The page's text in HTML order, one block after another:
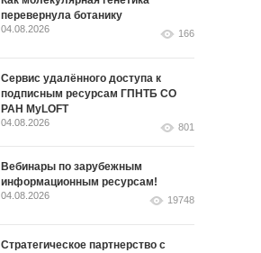
перевернула ботанику
04.08.2026 166
Сервис удалённого доступа к
подписным ресурсам ГПНТБ СО
РАН MyLOFT
04.08.2026 801
Вебинары по зарубежным
информационным ресурсам!
04.08.2026 19748
Стратегическое партнерство с